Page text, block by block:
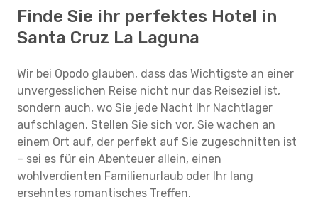
Finde Sie ihr perfektes Hotel in
Santa Cruz La Laguna
Wir bei Opodo glauben, dass das Wichtigste an einer
unvergesslichen Reise nicht nur das Reiseziel ist,
sondern auch, wo Sie jede Nacht Ihr Nachtlager
aufschlagen. Stellen Sie sich vor, Sie wachen an
einem Ort auf, der perfekt auf Sie zugeschnitten ist
– sei es für ein Abenteuer allein, einen
wohlverdienten Familienurlaub oder Ihr lang
ersehntes romantisches Treffen.